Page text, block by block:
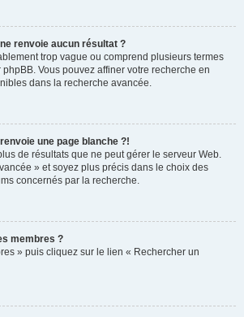
renvoie aucun résultat ?
trop vague ou comprend plusieurs termes
Vous pouvez affiner votre recherche en
dans la recherche avancée.
une page blanche ?!
de résultats que ne peut gérer le serveur Web.
» et soyez plus précis dans le choix des
concernés par la recherche.
membres ?
» puis cliquez sur le lien « Rechercher un